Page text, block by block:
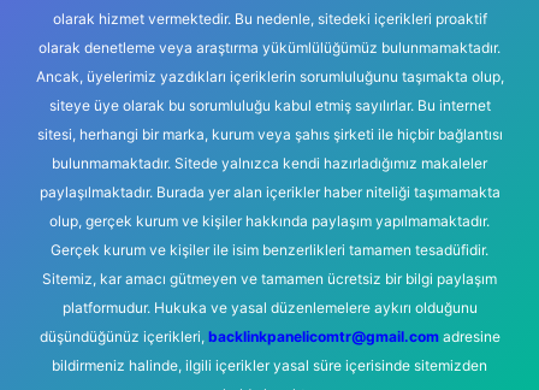
olarak hizmet vermektedir. Bu nedenle, sitedeki içerikleri proaktif
olarak denetleme veya araştırma yükümlülüğümüz bulunmamaktadır.
Ancak, üyelerimiz yazdıkları içeriklerin sorumluluğunu taşımakta olup,
siteye üye olarak bu sorumluluğu kabul etmiş sayılırlar. Bu internet
sitesi, herhangi bir marka, kurum veya şahıs şirketi ile hiçbir bağlantısı
bulunmamaktadır. Sitede yalnızca kendi hazırladığımız makaleler
paylaşılmaktadır. Burada yer alan içerikler haber niteliği taşımamakta
olup, gerçek kurum ve kişiler hakkında paylaşım yapılmamaktadır.
Gerçek kurum ve kişiler ile isim benzerlikleri tamamen tesadüfidir.
Sitemiz, kar amacı gütmeyen ve tamamen ücretsiz bir bilgi paylaşım
platformudur. Hukuka ve yasal düzenlemelere aykırı olduğunu
düşündüğünüz içerikleri, backlinkpanelicomtr@gmail.comadresine
bildirmeniz halinde, ilgili içerikler yasal süre içerisinde sitemizden